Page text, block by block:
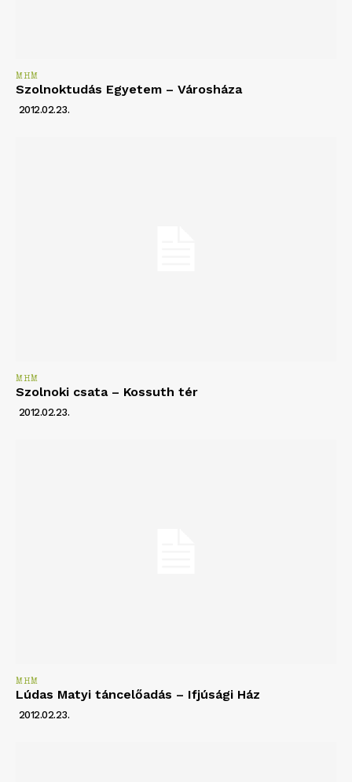
MHM
Szolnoktudás Egyetem – Városháza
2012.02.23.
MHM
Szolnoki csata – Kossuth tér
2012.02.23.
MHM
Lúdas Matyi táncelőadás – Ifjúsági Ház
2012.02.23.